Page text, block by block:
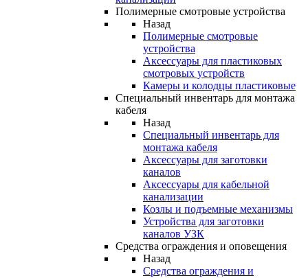
Полимерные смотровые устройства
Назад
Полимерные смотровые
устройства
Аксессуары для пластиковых
смотровых устройств
Камеры и колодцы пластиковые
Специальный инвентарь для монтажа
кабеля
Назад
Специальный инвентарь для
монтажа кабеля
Аксессуары для заготовки
каналов
Аксессуары для кабельной
канализации
Козлы и подъемные механизмы
Устройства для заготовки
каналов УЗК
Средства ограждения и оповещения
Назад
Средства ограждения и